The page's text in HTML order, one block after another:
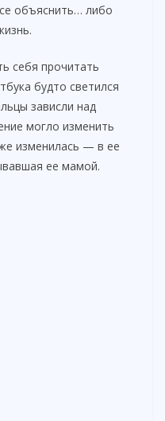
объяснить… либо
себя прочитать
будто светился
зависли над
могло изменить
изменилась — в ее
ее мамой.